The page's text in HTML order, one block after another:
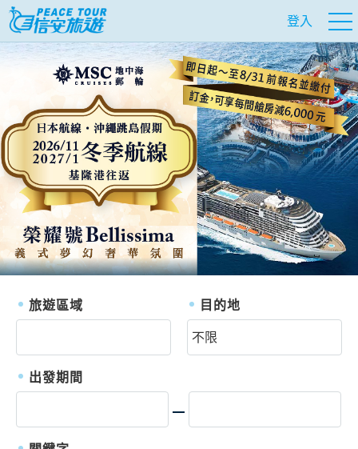
登入
往前 往
旅遊區域 目的地
出發期間